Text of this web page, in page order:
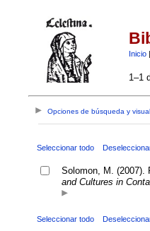
Inicio|
1–1
Opciones de búsqueda y
Seleccionar todo
Solomon, M. (2007).
and Cultures in
Seleccionar todo